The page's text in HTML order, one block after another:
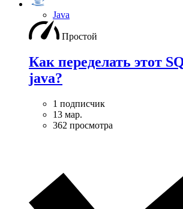
Java
Простой
Как переделать этот
java?
1 подписчик
13 мар.
362 просмотра